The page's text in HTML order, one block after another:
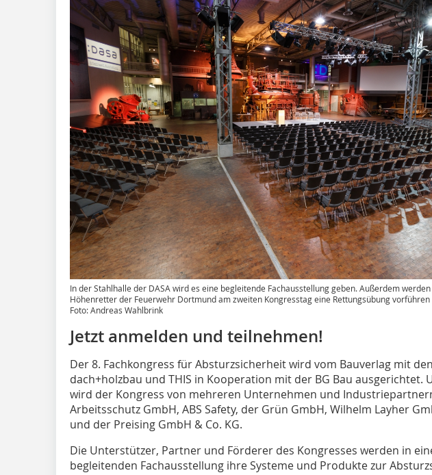
In der Stahlhalle der DASA wird es eine begleitende Fachausstellung geben. Außerdem
Höhenretter der Feuerwehr Dortmund am zweiten Kongresstag eine Rettungsübung vorführen
Foto: Andreas Wahlbrink
Jetzt anmelden und teilnehmen!
Der 8. Fachkongress für Absturzsicherheit wird vom Bauverlag mit
dach+holzbau und THIS in Kooperation mit der BG Bau ausgerichtet.
wird der Kongress von mehreren Unternehmen und
Arbeitsschutz GmbH, ABS Safety, der Grün GmbH, Wilhelm Layher
und der Preising GmbH & Co. KG.
Die Unterstützer, Partner und Förderer des Kongresses werden in
begleitenden Fachausstellung ihre Systeme und Produkte zur